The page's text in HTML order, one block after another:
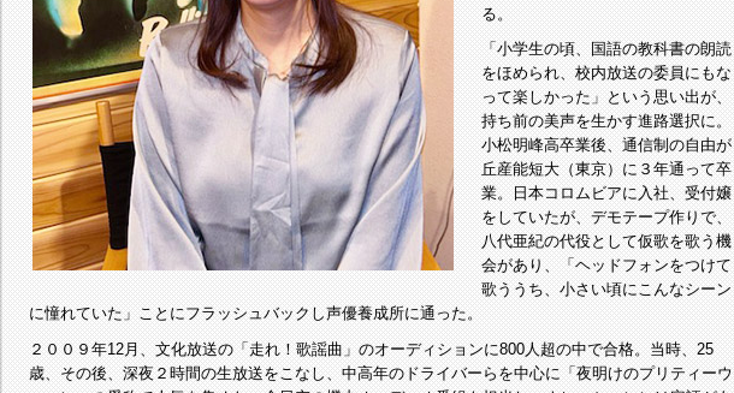
る。
「小学生の頃、国語の教科書の朗読
をほめられ、校内放送の委員にもな
って楽しかった」という思い出が、
持ち前の美声を生かす進路選択に。
小松明峰高卒業後、通信制の自由が
丘産能短大（東京）に３年通って卒
業。日本コロムビアに入社、受付嬢
をしていたが、デモテープ作りで、
八代亜紀の代役として仮歌を歌う機
会があり、「ヘッドフォンをつけて
歌ううち、小さい頃にこんなシーン
に憧れていた」ことにフラッシュバックし声優養成所に通った。
２００９年12月、文化放送の「走れ！歌謡曲」のオーディションに800人超の中で合格。当時、25
歳、その後、深夜２時間の生放送をこなし、中高年のドライバーらを中心に「夜明けのプリティーウ